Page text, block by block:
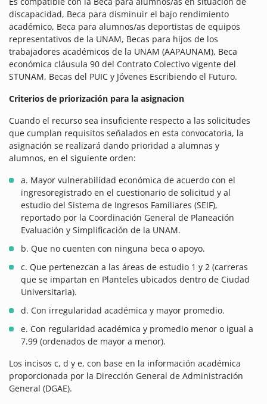
discapacidad, Beca para disminuir el bajo rendimiento
académico, Beca para alumnos/as deportistas de equipos
representativos de la UNAM, Becas para hijos de los
trabajadores académicos de la UNAM (AAPAUNAM), Beca
económica cláusula 90 del Contrato Colectivo vigente del
STUNAM, Becas del PUIC y Jóvenes Escribiendo el Futuro.
Criterios de priorización para la asignacion
Cuando el recurso sea insuficiente respecto a las solicitudes
que cumplan requisitos señalados en esta convocatoria, la
asignación se realizará dando prioridad a alumnas y
alumnos, en el siguiente orden:
a. Mayor vulnerabilidad económica de acuerdo con el
ingresoregistrado en el cuestionario de solicitud y al
estudio del Sistema de Ingresos Familiares (SEIF),
reportado por la Coordinación General de Planeación
Evaluación y Simplificación de la UNAM.
b. Que no cuenten con ninguna beca o apoyo.
c. Que pertenezcan a las áreas de estudio 1 y 2 (carreras
que se impartan en Planteles ubicados dentro de Ciudad
Universitaria).
d. Con irregularidad académica y mayor promedio.
e. Con regularidad académica y promedio menor o igual a
7.99 (ordenados de mayor a menor).
Los incisos c, d y e, con base en la información académica
proporcionada por la Dirección General de Administración
General (DGAE).